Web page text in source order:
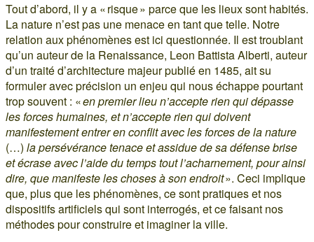
Tout d’abord, il y a « risque » parce que les lieux sont habités.
La nature n’est pas une menace en tant que telle. Notre
relation aux phénomènes est ici questionnée. Il est troublant
qu’un auteur de la Renaissance, Leon Battista Alberti, auteur
d’un traité d’architecture majeur publié en 1485, ait su
formuler avec précision un enjeu qui nous échappe pourtant
trop souvent : «en premier lieu n’accepte rien qui dépasse
les forces humaines, et n’accepte rien qui doivent
manifestement entrer en conflit avec les forces de la nature
(…) la persévérance tenace et assidue de sa défense brise
et écrase avec l’aide du temps tout l’acharnement, pour ainsi
dire, que manifeste les choses à son endroit». Ceci implique
que, plus que les phénomènes, ce sont pratiques et nos
dispositifs artificiels qui sont interrogés, et ce faisant nos
méthodes pour construire et imaginer la ville.